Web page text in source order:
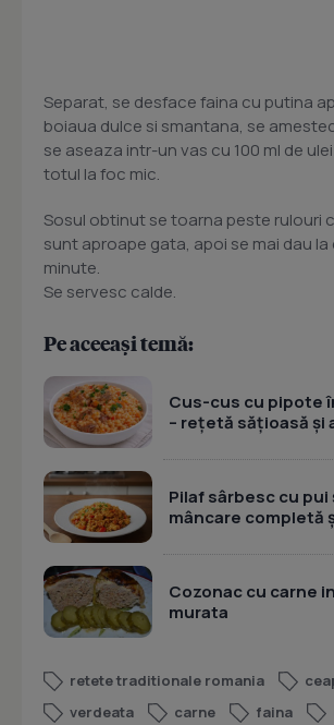
Separat, se desface faina cu putina
boiaua dulce si smantana, se
se aseaza intr-un vas cu 100 ml de
totul la foc mic.
Sosul obtinut se toarna peste rulouri
sunt aproape gata, apoi se mai dau la
minute.
Se servesc calde.
Pe aceeași temă:
Cus-cus cu pipote
– rețetă sățioasă și
Pilaf sârbesc cu pui
mâncare completă
Cozonac cu carne
murata
retete traditionale romania
verdeata
carne faina